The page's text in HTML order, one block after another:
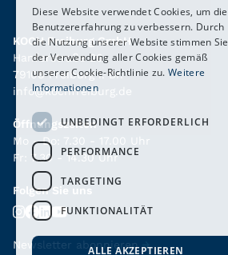
KOCH Freiburg GmbH
Hanferstraße 26
79108 Freiburg i. Br.
info@kochfreiburg.de
Öffnungszeiten
Mo - Do: 7.30 - 17.00 Uhr
Fr: 7.30 - 14.30 Uhr
Folgen Sie uns
Newsletter abonnieren →
Diese Website verwendet Cookies, um die
Benutzererfahrung zu verbessern. Durch
die Nutzung unserer Website stimmen Sie
der Verwendung aller Cookies gemäß
unserer Cookie-Richtlinie zu.Weitere
Informationen
UNBEDINGT ERFORDERLICH
PERFORMANCE
TARGETING
FUNKTIONALITÄT
ALLE AKZEPTIEREN